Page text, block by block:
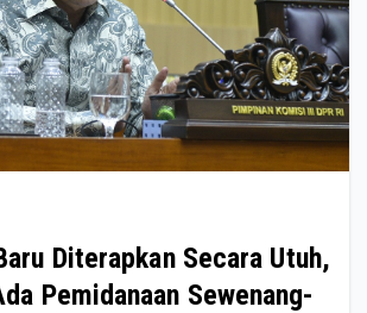
Diterapkan Secara Utuh,
Pemidanaan Sewenang-